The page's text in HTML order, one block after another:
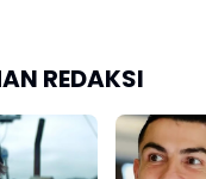
REDAKSI